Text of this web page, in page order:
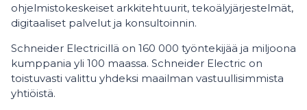
ohjelmistokeskeiset arkkitehtuurit, tekoälyjärjestelmät,
digitaaliset palvelut ja konsultoinnin.
Schneider Electricillä on 160 000 työntekijää ja miljoona
kumppania yli 100 maassa. Schneider Electric on
toistuvasti valittu yhdeksi maailman vastuullisimmista
yhtiöistä.